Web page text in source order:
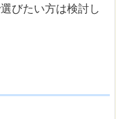
びたい方は検討し